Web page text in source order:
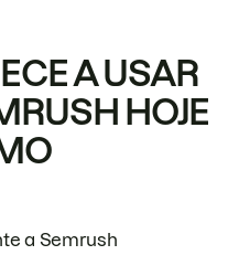
A USAR
HOJE
a Semrush